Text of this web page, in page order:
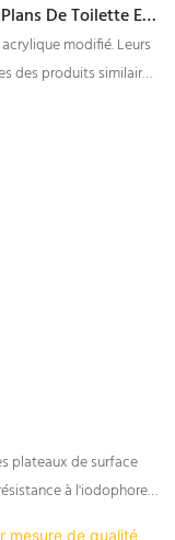
De Toilette Et
Modifiée |
modifié. Leurs
des produits similaires
plateaux de surface
à l'iodophore,
qu'une luminescence